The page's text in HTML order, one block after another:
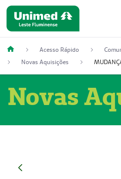
Acesso Rápido
Novas Aquisições
Novas